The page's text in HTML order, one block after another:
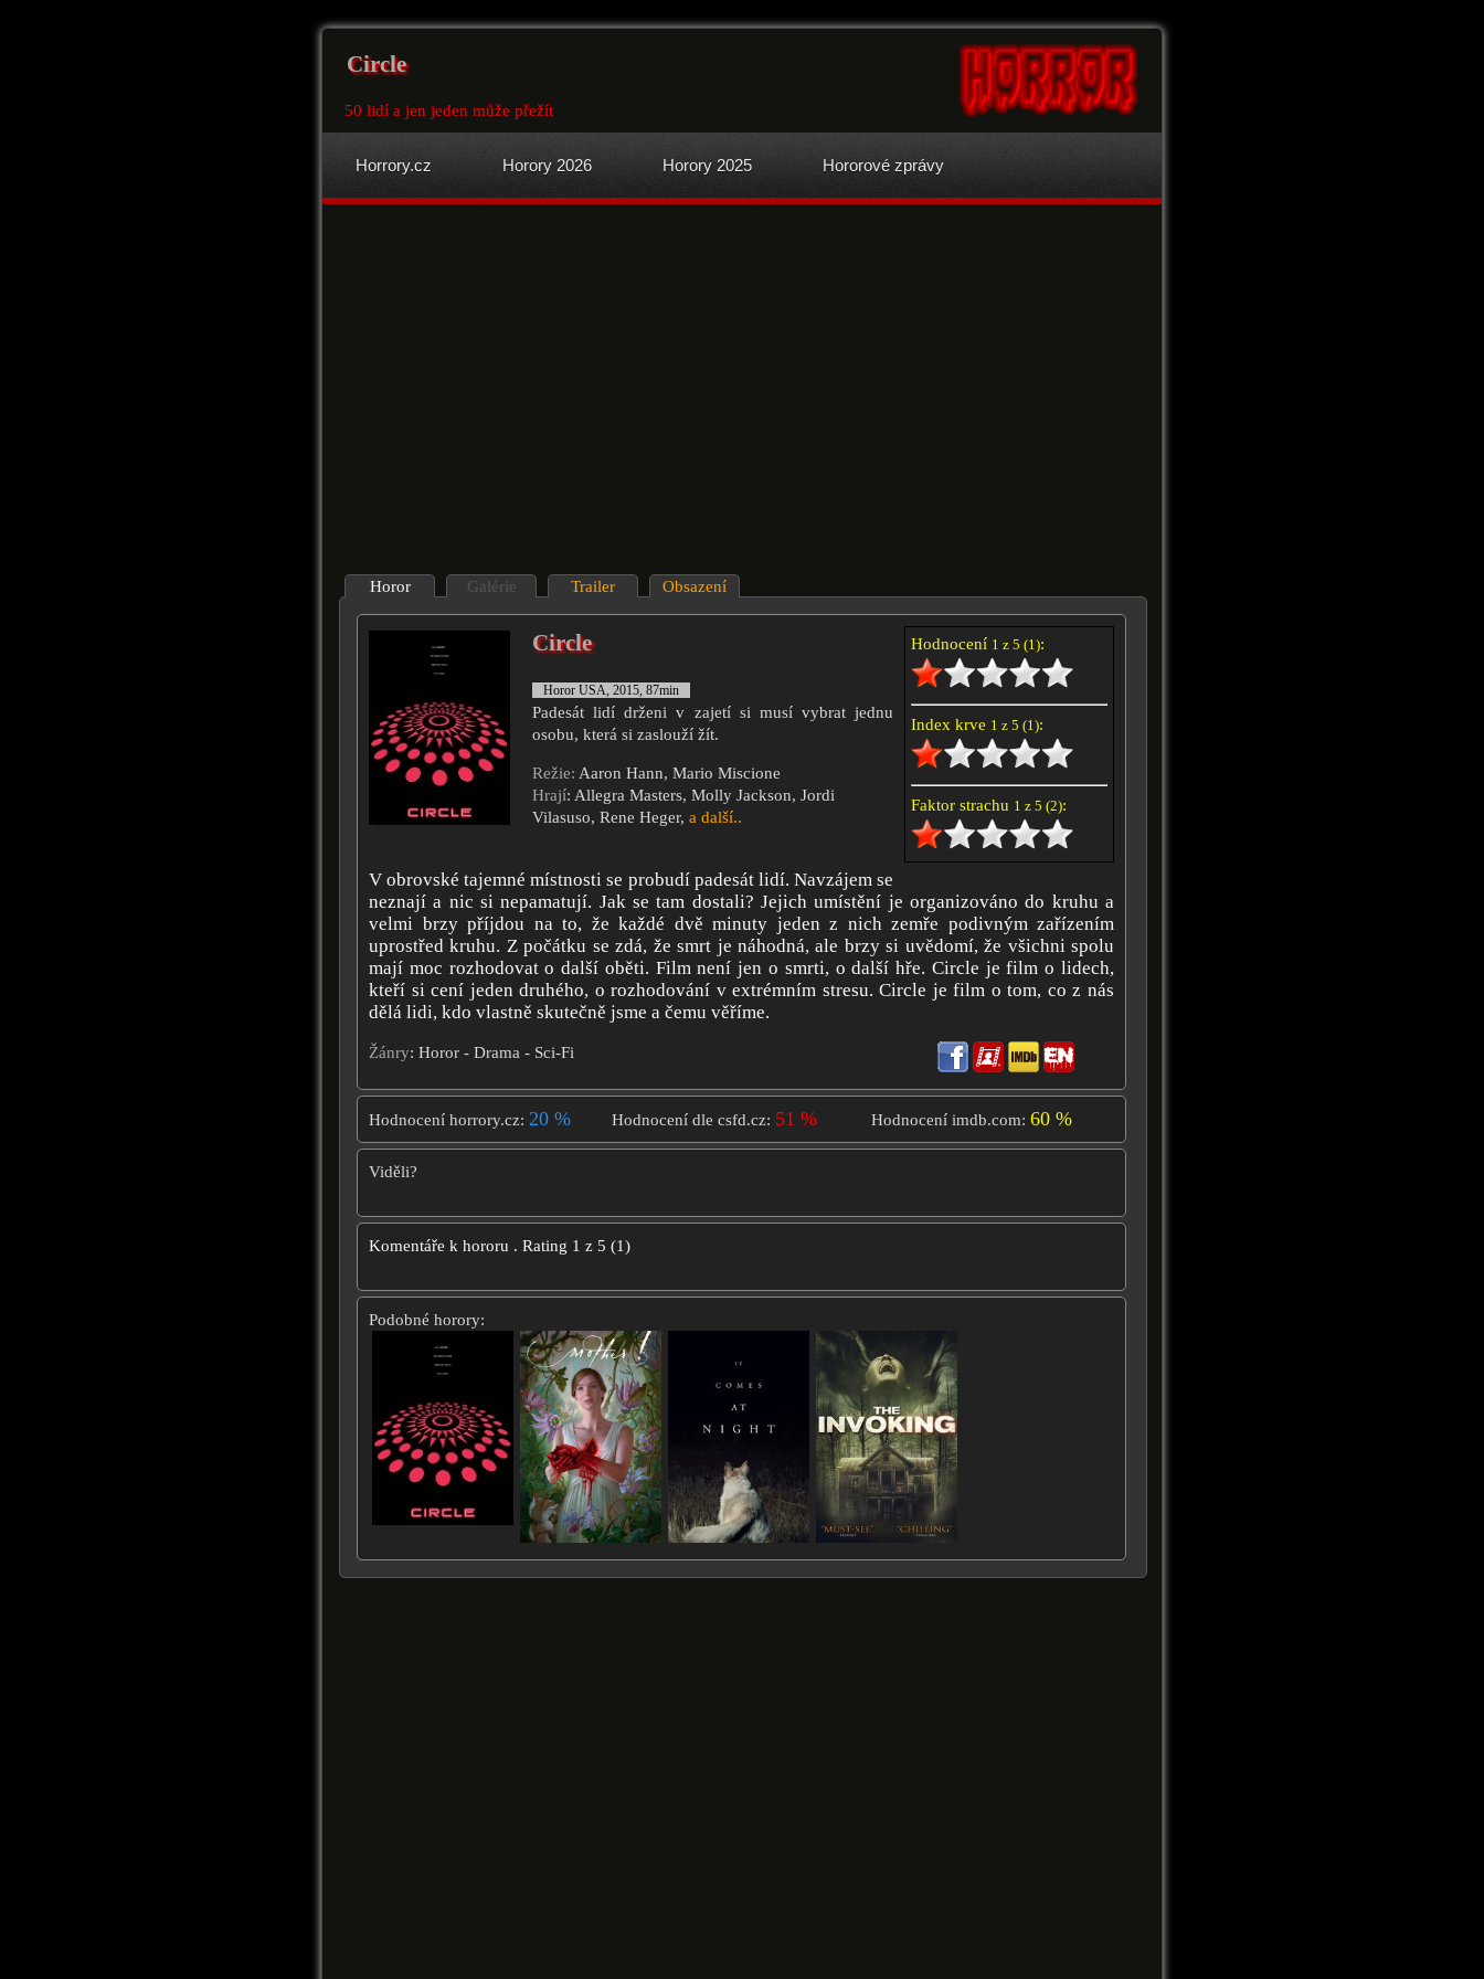
Circle
50 lidí a jen jeden může přežít
Horrory.cz Horory 2026 Horory 2025 Hororové zprávy
Horor Galérie Trailer Obsazení
Hodnocení 1 z 5 (1):
Index krve 1 z 5 (1):
Faktor strachu 1 z 5 (2):
Circle
Horor USA, 2015, 87min
Padesát lidí drženi v zajetí si musí vybrat jednu
osobu, která si zaslouží žít.
Režie: Aaron Hann, Mario Miscione
Hrají: Allegra Masters, Molly Jackson, Jordi
Vilasuso, Rene Heger, a další..
V obrovské tajemné místnosti se probudí padesát lidí. Navzájem se
neznají a nic si nepamatují. Jak se tam dostali? Jejich umístění je organizováno do kruhu a
velmi brzy příjdou na to, že každé dvě minuty jeden z nich zemře podivným zařízením
uprostřed kruhu. Z počátku se zdá, že smrt je náhodná, ale brzy si uvědomí, že všichni spolu
mají moc rozhodovat o další oběti. Film není jen o smrti, o další hře. Circle je film o lidech,
kteří si cení jeden druhého, o rozhodování v extrémním stresu. Circle je film o tom, co z nás
dělá lidi, kdo vlastně skutečně jsme a čemu věříme.
Žánry: Horor - Drama - Sci-Fi
Hodnocení horrory.cz: 20 % Hodnocení dle csfd.cz: 51 % Hodnocení imdb.com: 60 %
Viděli?
Komentáře k hororu . Rating 1 z 5 (1)
Podobné horory: